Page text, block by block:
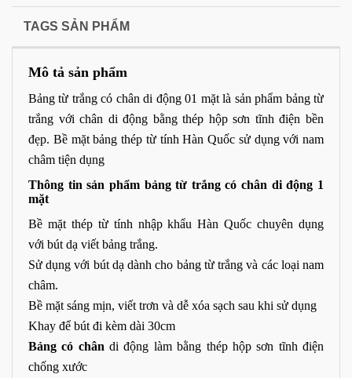
TAGS SẢN PHẨM
Mô tả sản phẩm
Bảng từ trắngcó chân di động 01 mặt là sản phẩm bảng từ
trắng với chân di động bằng thép hộp sơn tĩnh điện bền
đẹp. Bề mặt bảng thép từ tính Hàn Quốc sử dụng với nam
châm tiện dụng
Thông tin sản phẩm bảng từ trắng có chân di động 1
mặt
Bề mặt thép từ tính nhập khẩu Hàn Quốc chuyên dụng
với bút dạ viết bảng trắng.
Sử dụng với bút dạ dành cho bảng từ trắng và các loại nam
châm.
Bề mặt sáng mịn, viết trơn và dễ xóa sạch sau khi sử dụng
Khay để bút đi kèm dài 30cm
Bảng có chân di động làm bằng thép hộp sơn tĩnh điện
chống xước